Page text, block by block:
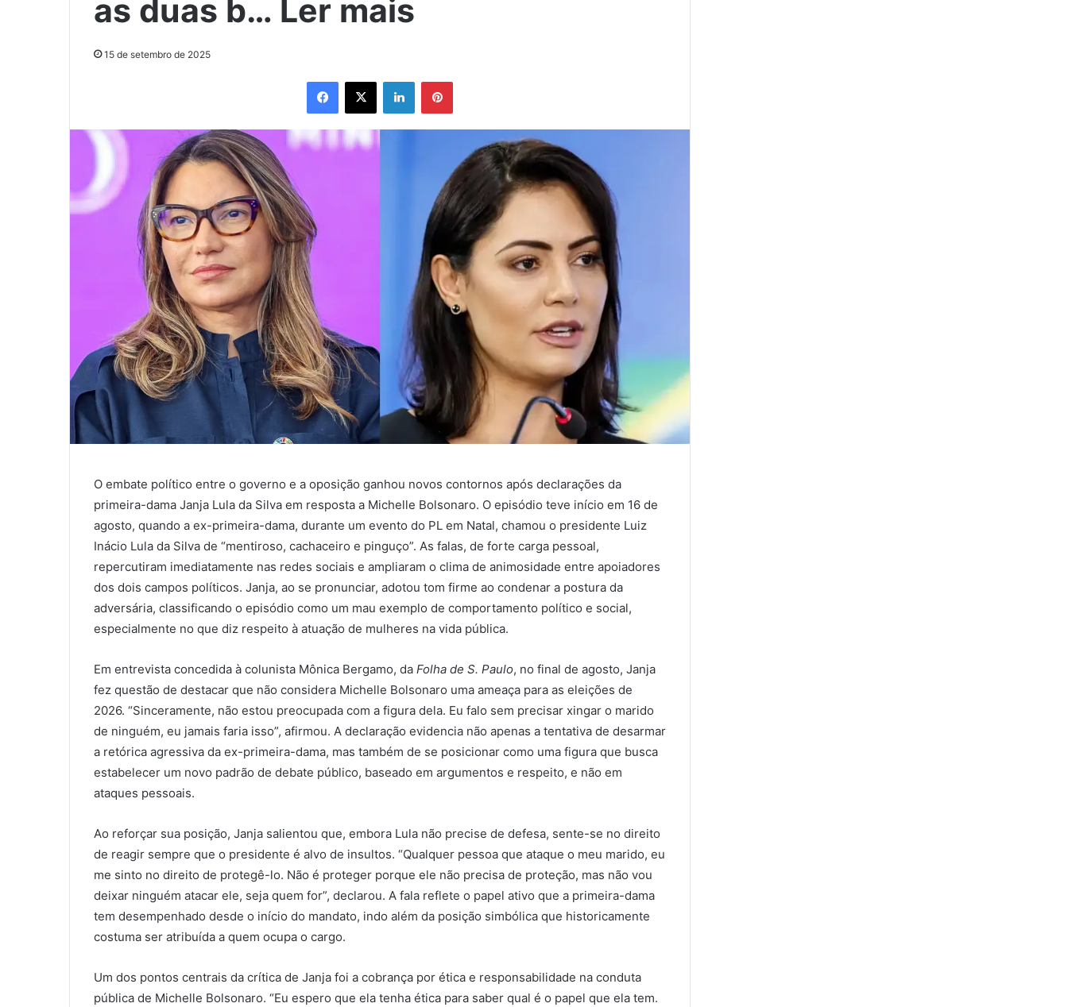
as duas b… Ler mais
15 de setembro de 2025
Facebook
X LinkedinPinterest
O embate político entre o governo e a oposição ganhou novos contornos após declarações da
primeira-dama Janja Lula da Silva em resposta a Michelle Bolsonaro. O episódio teve início em 16 de
agosto, quando a ex-primeira-dama, durante um evento do PL em Natal, chamou o presidente Luiz
Inácio Lula da Silva de “mentiroso, cachaceiro e pinguço”. As falas, de forte carga pessoal,
repercutiram imediatamente nas redes sociais e ampliaram o clima de animosidade entre apoiadores
dos dois campos políticos. Janja, ao se pronunciar, adotou tom firme ao condenar a postura da
adversária, classificando o episódio como um mau exemplo de comportamento político e social,
especialmente no que diz respeito à atuação de mulheres na vida pública.
Em entrevista concedida à colunista Mônica Bergamo, da Folha de S. Paulo, no final de agosto, Janja
fez questão de destacar que não considera Michelle Bolsonaro uma ameaça para as eleições de
2026. “Sinceramente, não estou preocupada com a figura dela. Eu falo sem precisar xingar o marido
de ninguém, eu jamais faria isso”, afirmou. A declaração evidencia não apenas a tentativa de desarmar
a retórica agressiva da ex-primeira-dama, mas também de se posicionar como uma figura que busca
estabelecer um novo padrão de debate público, baseado em argumentos e respeito, e não em
ataques pessoais.
Ao reforçar sua posição, Janja salientou que, embora Lula não precise de defesa, sente-se no direito
de reagir sempre que o presidente é alvo de insultos. “Qualquer pessoa que ataque o meu marido, eu
me sinto no direito de protegê-lo. Não é proteger porque ele não precisa de proteção, mas não vou
deixar ninguém atacar ele, seja quem for”, declarou. A fala reflete o papel ativo que a primeira-dama
tem desempenhado desde o início do mandato, indo além da posição simbólica que historicamente
costuma ser atribuída a quem ocupa o cargo.
Um dos pontos centrais da crítica de Janja foi a cobrança por ética e responsabilidade na conduta
pública de Michelle Bolsonaro. “Eu espero que ela tenha ética para saber qual é o papel que ela tem.